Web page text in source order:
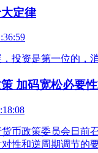
定律
投资是第一位的，
加码宽松必要
币政策委员会日前
性和逆周期调节的